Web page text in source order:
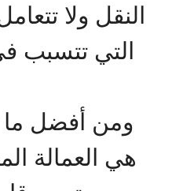
النقل ولا
التي تتسبب
ومن أفضل ما
هي العمالة